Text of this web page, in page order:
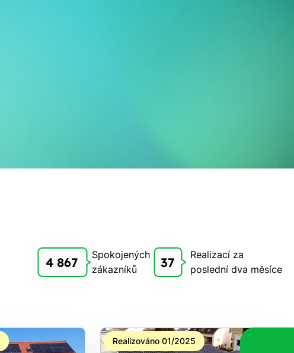
4 867
Spokojených
zákazníků
37
Realizací za
poslední dva měsíce
Realizováno 01/2025